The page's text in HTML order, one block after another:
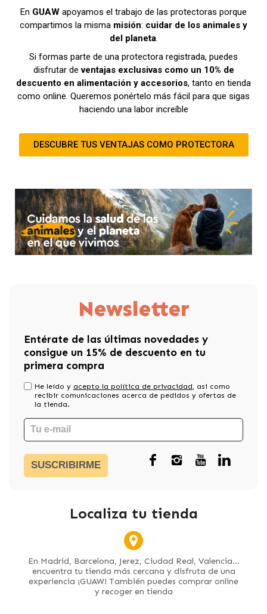
En GUAW apoyamos el trabajo de las protectoras porque
compartimos la misma misión: cuidar de los animales y
del planeta.
Si formas parte de una protectora registrada, puedes
disfrutar deventajas exclusivas como un 10% de
descuento en alimentación y accesorios, tanto en tienda
como online. Queremos ponértelo más fácil para que sigas
haciendo una labor increíble
DESCUBRE TUS VENTAJAS COMO PROTECTORA
Newsletter
Entérate de las últimas novedades y
consigue un 15% de descuento en tu
primera compra
He leído y acepto la política de privacidad, asi como
recibir comunicaciones acerca de pedidos y ofertas de
la tienda.
SUSCRIBIRME
Localiza tu tienda
En Madrid, Barcelona, Jerez, Ciudad Real, Valencia...
encuentra tu tienda más cercana y disfruta de una
experiencia ¡GUAW! También puedes comprar online
y recoger en tienda